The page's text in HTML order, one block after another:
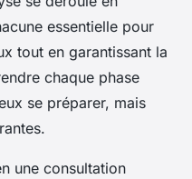
essentielle pour
tout en garantissant la
chaque phase
se préparer, mais
une consultation